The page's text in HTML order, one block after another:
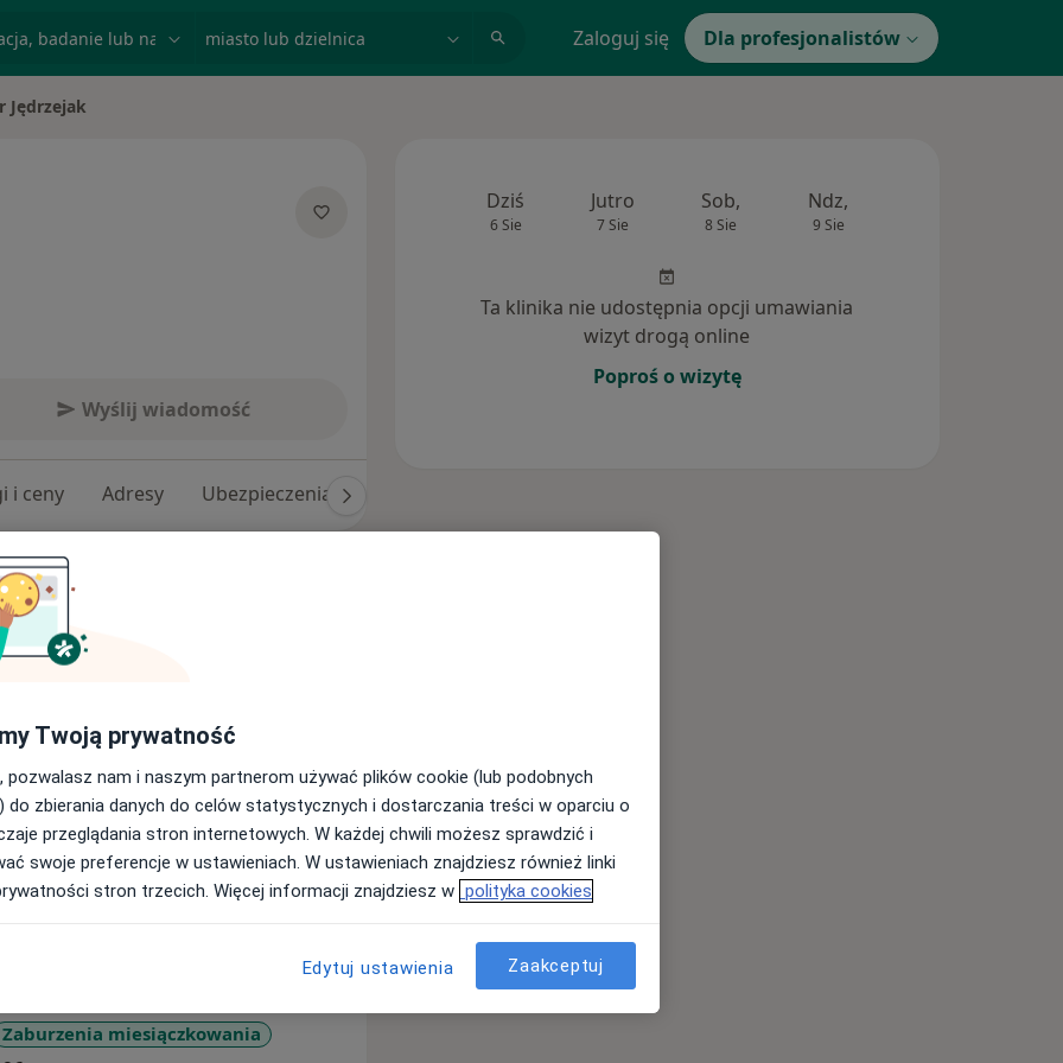
Zaloguj się Dla profesjonalistów
Jędrzejak
Wyślij wiadomość
i ceny Adresy Ubezpieczenia
oraz I Wydziału
Biotechnolog. Lekarz
ponadto kurs z USG piersi,
estetycznej. Na co dzień
Uniwersytetu
oraz Premium Medical w
medycyny estetycznej.
zajmuję się zagadnieniami
trzonu macicy i raka
u kobiet, zaburzenia
hormonalną, w tym wkładkami
niedoczynności tarczycy.
górnego, środkowego i
Zaburzenia miesiączkowania
Dziś
6 Sie
Jutro
7 Sie
Sob,
8 Sie
Ndz,
9 Sie
Ta klinika nie udostępnia opcji umawiania
wizyt drogą online
Poproś o wizytę
Twoją prywatność
pozwalasz nam i naszym partnerom używać plików cookie (lub podobnych
do zbierania danych do celów statystycznych i dostarczania treści w oparciu o
przeglądania stron internetowych. W każdej chwili możesz sprawdzić i
swoje preferencje w ustawieniach. W ustawieniach znajdziesz również linki
stron trzecich. Więcej informacji znajdziesz w polityka cookies
Edytuj ustawienia Zaakceptuj